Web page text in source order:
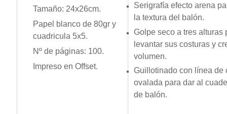
Tamaño: 24x26cm.
Papel blanco de 80gr y
cuadricula 5x5.
Nº de páginas: 100.
Impreso en Offset.
Serigrafía efecto arena
la textura del balón.
Golpe seco a tres alturas
levantar sus costuras y
volumen.
Guillotinado con línea de
ovalada para dar al
de balón.